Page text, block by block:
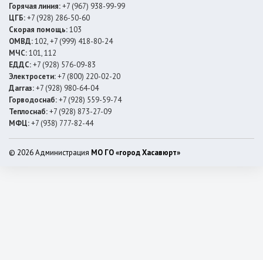
Горячая линия:+7 (967) 938-99-99
ЦГБ:+7 (928) 286-50-60
Скорая помощь:103
ОМВД:102, +7 (999) 418-80-24
МЧС:101, 112
ЕДДС:+7 (928) 576-09-83
Электросети:+7 (800) 220-02-20
Даггаз:+7 (928) 980-64-04
Горводоснаб:+7 (928) 559-59-74
Теплоснаб:+7 (928) 873-27-09
МФЦ:+7 (938) 777-82-44
© 2026 Администрация МО ГО «город Хасавюрт»